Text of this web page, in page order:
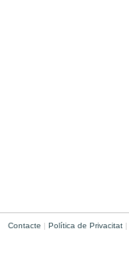
Contacte | Política de Privacitat |